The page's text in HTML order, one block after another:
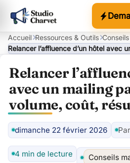
Accueil Ressources & Outils
Relancer l’affluence d’un hôtel avec
Relancer
avec un mailing
volume, coût,
dimanche 22 février 2026
4 min de lecture Conseils